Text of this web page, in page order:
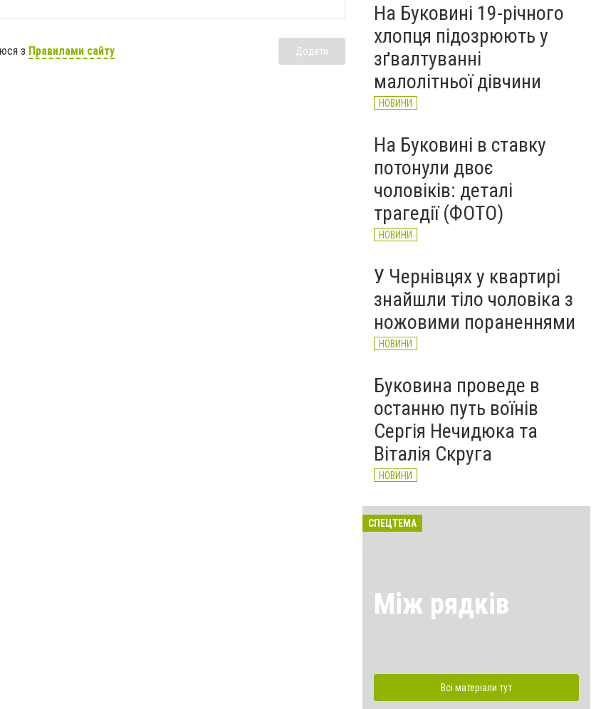
з Правилами сайту Додати
зафіксували новий
історичний температурний
максимум
НОВИНИ
ВчораНа Буковині 19-річного
хлопця підозрюють у
зґвалтуванні
малолітньої дівчини
НОВИНИ
На Буковині в ставку
потонули двоє
чоловіків: деталі
трагедії (ФОТО)
НОВИНИ
У Чернівцях у квартирі
знайшли тіло чоловіка з
ножовими пораненнями
НОВИНИ
Буковина проведе в
останню путь воїнів
Сергія Нечидюка та
Віталія Скруга
НОВИНИ
СПЕЦТЕМА
Між рядків
Всі матеріали тут